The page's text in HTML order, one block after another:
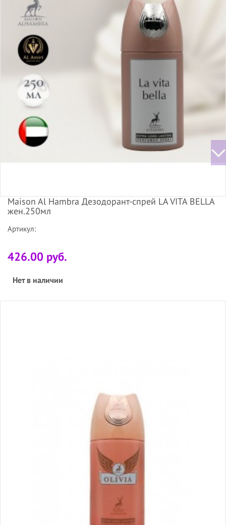
Maison Al Hambra Дезодорант-спрей LA VITA BELLА
жен.250мл
Артикул:
426.00 руб.
Нет в наличии